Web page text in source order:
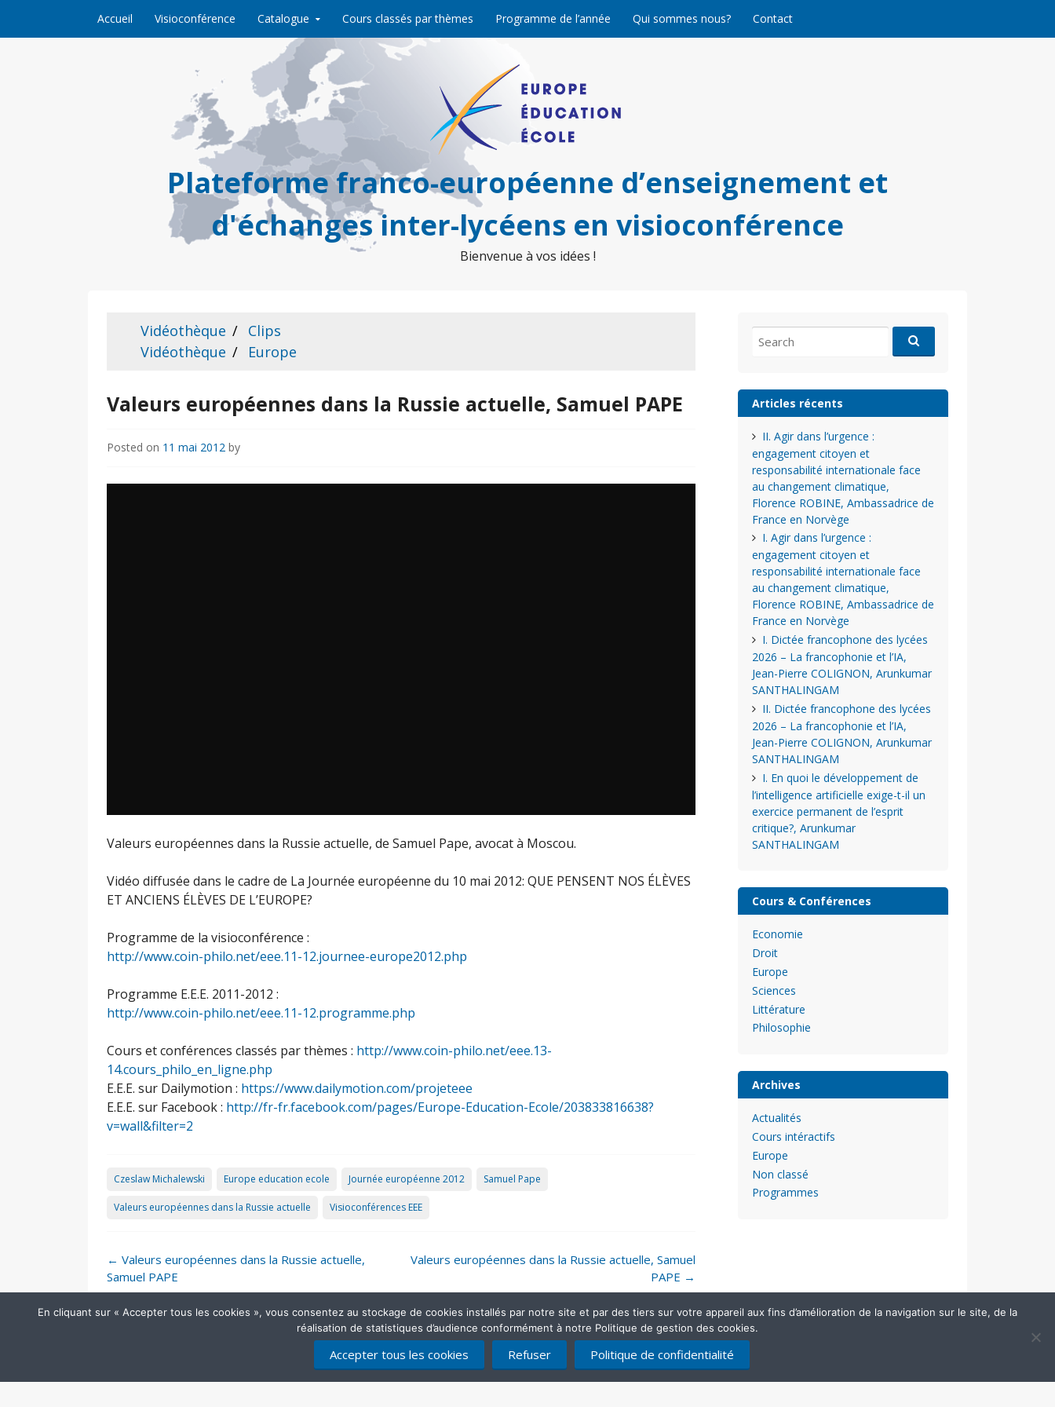
Accueil Visioconférence Catalogue Cours classés par thèmes Programme de l’année Qui sommes nous? Contact
Plateforme franco-européenne d’enseignement et
d'échanges inter-lycéens en visioconférence
Bienvenue à vos idées !
Vidéothèque
Clips
Vidéothèque
Europe
Valeurs européennes dans la Russie actuelle, Samuel PAPE
Posted on 11 mai 2012 by
Valeurs européennes dans la Russie actuelle, de Samuel Pape, avocat à Moscou.
Vidéo diffusée dans le cadre de La Journée européenne du 10 mai 2012: QUE PENSENT NOS ÉLÈVES
ET ANCIENS ÉLÈVES DE L’EUROPE?
Programme de la visioconférence :
http://www.coin-philo.net/eee.11-12.journee-europe2012.php
Programme E.E.E. 2011-2012 :
http://www.coin-philo.net/eee.11-12.programme.php
Cours et conférences classés par thèmes : http://www.coin-philo.net/eee.13-
14.cours_philo_en_ligne.php
E.E.E. sur Dailymotion : https://www.dailymotion.com/projeteee
E.E.E. sur Facebook : http://fr-fr.facebook.com/pages/Europe-Education-Ecole/203833816638?
v=wall&filter=2
Czeslaw Michalewski Europe education ecole Journée européenne 2012 Samuel Pape
Valeurs européennes dans la Russie actuelle Visioconférences EEE
Post
navigation
← Valeurs européennes dans la Russie actuelle,
Samuel PAPE
Valeurs européennes dans la Russie actuelle, Samuel
PAPE →
for:
Articles récents
II. Agir dans l’urgence :
engagement citoyen et
responsabilité internationale face
au changement climatique,
Florence ROBINE, Ambassadrice de
France en Norvège
I. Agir dans l’urgence :
engagement citoyen et
responsabilité internationale face
au changement climatique,
Florence ROBINE, Ambassadrice de
France en Norvège
I. Dictée francophone des lycées
2026 – La francophonie et l’IA,
Jean-Pierre COLIGNON, Arunkumar
SANTHALINGAM
II. Dictée francophone des lycées
2026 – La francophonie et l’IA,
Jean-Pierre COLIGNON, Arunkumar
SANTHALINGAM
I. En quoi le développement de
l’intelligence artificielle exige-t-il un
exercice permanent de l’esprit
critique?, Arunkumar
SANTHALINGAM
Cours & Conférences
Economie
Droit
Europe
Sciences
Littérature
Philosophie
Archives
Actualités
Cours intéractifs
Europe
Non classé
Programmes
En cliquant sur « Accepter tous les cookies », vous consentez au stockage de cookies installés par notre site et par des tiers sur votre appareil aux fins d’amélioration de la navigation sur le site, de la
réalisation de statistiques d’audience conformément à notre Politique de gestion des cookies.
Accepter tous les cookies Refuser Politique de confidentialité